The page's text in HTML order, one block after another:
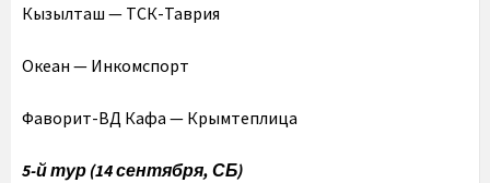
Кызылташ — ТСК-Таврия
Океан — Инкомспорт
Фаворит-ВД Кафа — Крымтеплица
5-й тур (14 сентября, СБ)